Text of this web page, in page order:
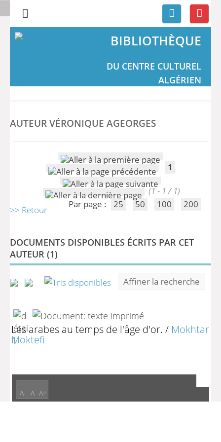
BIBLIOTHÈQUE
DU CENTRE CULTUREL
ALGÉRIEN
AUTEUR VÉRONIQUE AGEORGES
1
(1 - 1 / 1)
Par page :
25 50 100 200
>> Retour
DOCUMENTS DISPONIBLES ÉCRITS PAR CET
AUTEUR (1)
Affiner la recherche
Les arabes au temps de l'âge d'or. / Mokhtar
Moktefi
A- A A+